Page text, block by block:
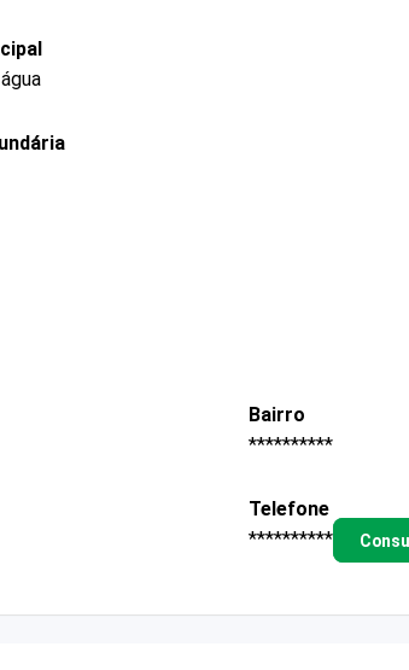
Bairro
**********
Telefone
**********